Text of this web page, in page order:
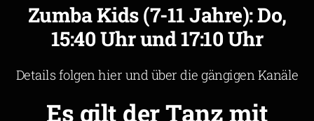
Zumba Kids (7-11 Jahre): Do,
15:40 Uhr und 17:10 Uhr
Details folgen hier und über die gängigen Kanäle
Es gilt der Tanz mit